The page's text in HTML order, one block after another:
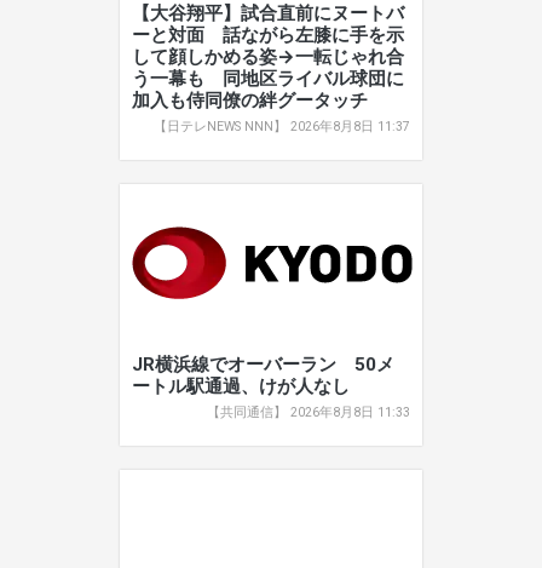
【大谷翔平】試合直前にヌートバ
ーと対面 話ながら左膝に手を示
して顔しかめる姿→一転じゃれ合
う一幕も 同地区ライバル球団に
加入も侍同僚の絆グータッチ
【日テレNEWS NNN】 2026年8月8日 11:37
JR横浜線でオーバーラン 50メ
ートル駅通過、けが人なし
【共同通信】 2026年8月8日 11:33